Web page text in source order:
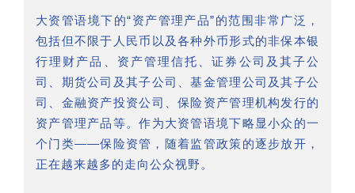
大资管语境下的“资产管理产品”的范围非常广泛，
包括但不限于人民币以及各种外币形式的非保本银
行理财产品、资产管理信托、证券公司及其子公
司、期货公司及其子公司、基金管理公司及其子公
司、金融资产投资公司、保险资产管理机构发行的
资产管理产品等。作为大资管语境下略显小众的一
个门类——保险资管，随着监管政策的逐步放开，
正在越来越多的走向公众视野。